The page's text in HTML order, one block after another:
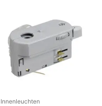
Innenleuchten